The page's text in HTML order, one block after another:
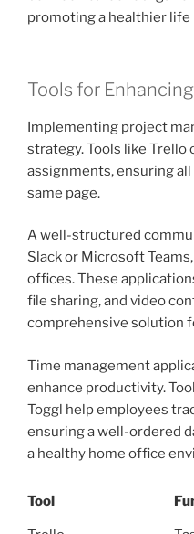
promoting a healthier life
Tools for
Implementing project
strategy. Tools like Trello
assignments, ensuring
same page.
A well-structured
Slack or Microsoft
offices. These
file sharing, and video
comprehensive solution
Time management
enhance productivity.
Toggl help employees
ensuring a well-ordered
a healthy home office
Tool